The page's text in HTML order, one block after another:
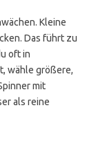
Kleine
Das führt zu
oft in
wähle größere,
mit
als reine